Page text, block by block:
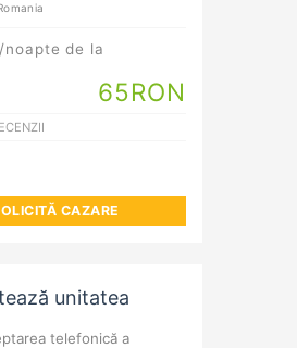
noapte de la
65RON
CAZARE
unitatea
telefonică a